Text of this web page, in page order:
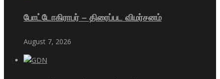
போட்டோகிராபர் – திரைப்பட விமர்சனம்
August 7, 2026